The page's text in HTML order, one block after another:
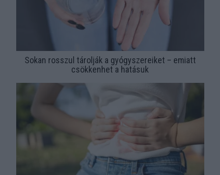
Sokan rosszul tárolják a gyógyszereiket – emiatt
csökkenhet a hatásuk